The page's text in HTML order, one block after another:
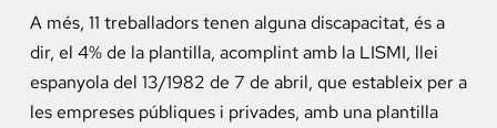
A més, 11 treballadors tenen alguna discapacitat, és a
dir, el 4% de la plantilla, acomplint amb la LISMI, llei
espanyola del 13/1982 de 7 de abril, que estableix per a
les empreses públiques i privades, amb una plantilla